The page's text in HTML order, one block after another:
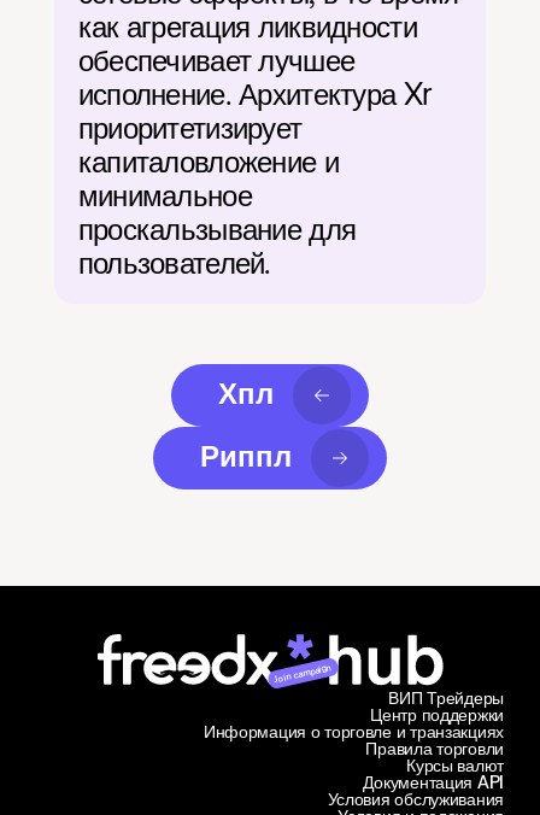
как агрегация ликвидности
обеспечивает лучшее
исполнение. Архитектура Xr
приоритетизирует
капиталовложение и
минимальное
проскальзывание для
пользователей.
Хпл
Риппл
Join campaign
Центр поддержки
Информация о торговле и транзакциях
ВИП Трейдеры
Правила торговли
Курсы валют
Документация API
Условия обслуживания